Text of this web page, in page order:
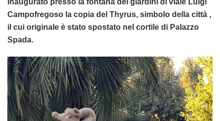
Campofregoso la copia del Thyrus, simbolo della città ,
il cui originale è stato spostato nel cortile di Palazzo
Spada.